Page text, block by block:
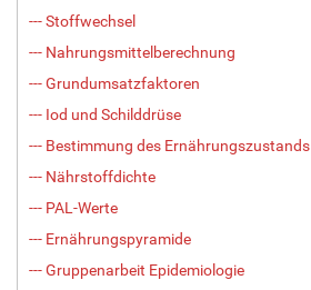
--- Stoffwechsel
--- Nahrungsmittelberechnung
--- Grundumsatzfaktoren
--- Iod und Schilddrüse
--- Bestimmung des Ernährungszustands
--- Nährstoffdichte
--- PAL-Werte
--- Ernährungspyramide
--- Gruppenarbeit Epidemiologie